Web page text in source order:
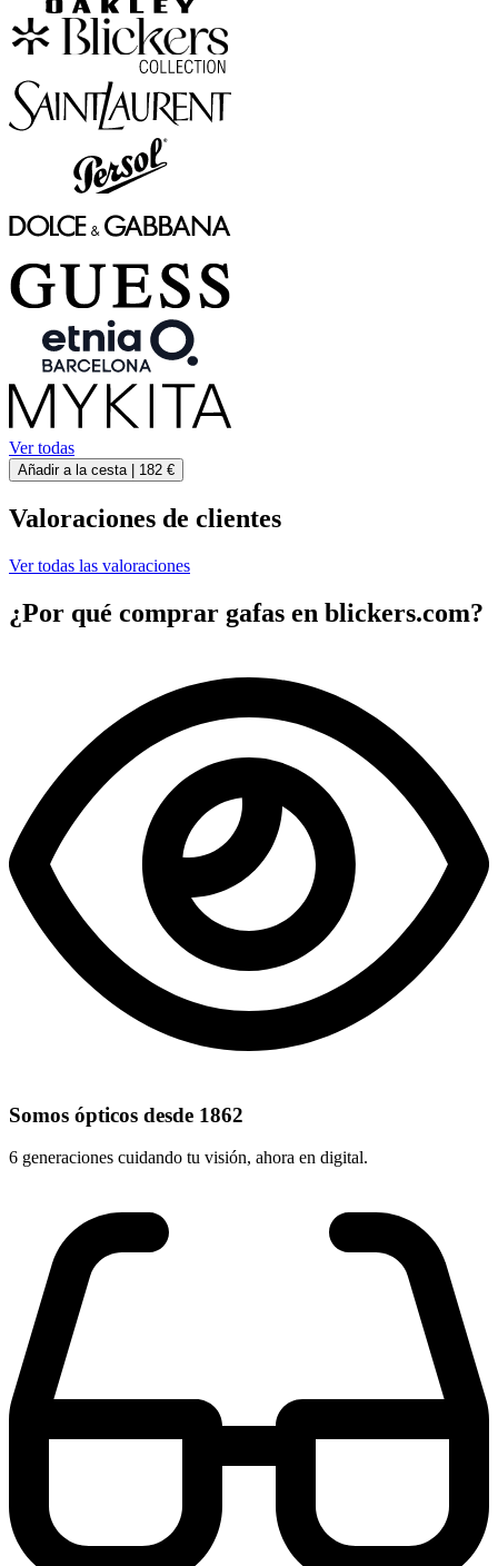
Ver todas
Añadir a la cesta | 182 €
Valoraciones de clientes
Ver todas las valoraciones
¿Por qué comprar gafas en blickers.com?
Somos ópticos desde 1862
6 generaciones cuidando tu visión, ahora en digital.